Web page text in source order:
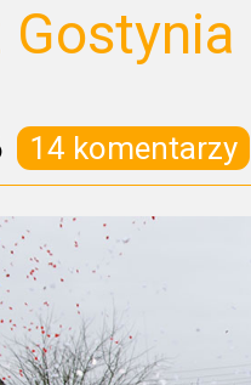
14 komentarzy